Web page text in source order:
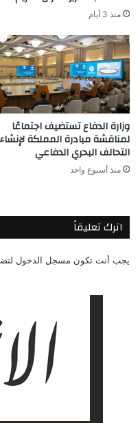
منذ 3 أيام
وزارة الدفاع تستضيف اجتماعًا
لمناقشة مبادرة المملكة لإنشاء
التحالف البحري الدفاعي
منذ أسبوع واحد
اترك تعليقاً
يجب أنت تكون مسجل الدخول